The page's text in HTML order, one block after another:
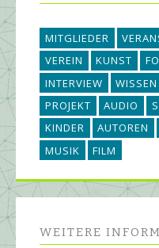
MITGLIEDER
VEREIN
KUNST
INTERVIEW
WISSEN
PROJEKT
AUDIO
KINDER
AUTOREN
MUSIK
FILM
WEITERE